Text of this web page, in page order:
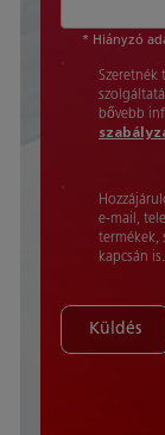
* Hiányzó
Szeretnék
bővebb
e-mail,
termékek,
kapcsán is.
Küldés